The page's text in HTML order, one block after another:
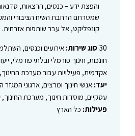
והפצת ידע – כנסים, הרצאות,
שמטרתם הרחבת השיח הציבורי
קונפליקט, אל עבר שותפות אזרחית.
30 סוג שירות: אירועים וכנסים,
חונכות, חינוך פורמלי ובלתי פורמלי,
אקדמית, פעילויות עבור מערכת
יעד: אנשי חינוך ומרצים, ארגוני המגזר
עסקיים, מוסדות חינוך, מערכת החינוך,
פעילות: כל הארץ